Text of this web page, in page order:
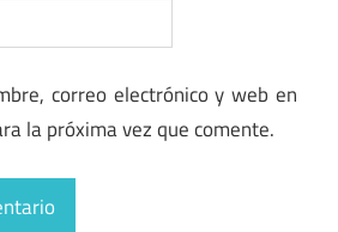
correo electrónico y web en
la próxima vez que comente.